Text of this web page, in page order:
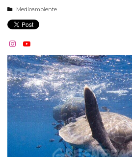
Medioambiente
 